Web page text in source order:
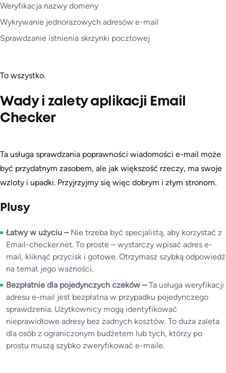
Weryfikacja nazwy domeny
Wykrywanie jednorazowych adresów e-mail
Sprawdzanie istnienia skrzynki pocztowej
To wszystko.
Wady i zalety aplikacji Email
Checker
Ta usługa sprawdzania poprawności wiadomości e-mail może
być przydatnym zasobem, ale jak większość rzeczy, ma swoje
wzloty i upadki. Przyjrzyjmy się więc dobrym i złym stronom.
Plusy
Łatwy w użyciu – Nie trzeba być specjalistą, aby korzystać z
Email-checker.net. To proste – wystarczy wpisać adres e-
mail, kliknąć przycisk i gotowe. Otrzymasz szybką odpowiedź
na temat jego ważności.
Bezpłatnie dla pojedynczych czeków –Ta usługa weryfikacji
adresu e-mail jest bezpłatna w przypadku pojedynczego
sprawdzenia. Użytkownicy mogą identyfikować
nieprawidłowe adresy bez żadnych kosztów. To duża zaleta
dla osób z ograniczonym budżetem lub tych, którzy po
prostu muszą szybko zweryfikować e-maile.